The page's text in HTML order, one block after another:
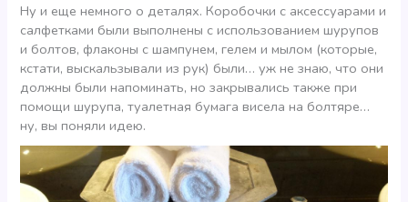
Ну и еще немного о деталях. Коробочки с аксессуарами и
салфетками были выполнены с использованием шурупов
и болтов, флаконы с шампунем, гелем и мылом (которые,
кстати, выскальзывали из рук) были… уж не знаю, что они
должны были напоминать, но закрывались также при
помощи шурупа, туалетная бумага висела на болтяре…
ну, вы поняли идею.